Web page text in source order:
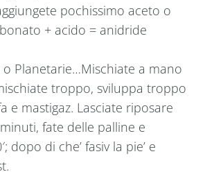
pochissimo aceto o
+ acido = anidride
Planetarie…Mischiate a mano
troppo, sviluppa troppo
e mastigaz. Lasciate riposare
fate delle palline e
dopo di che’ fasiv la pie’ e